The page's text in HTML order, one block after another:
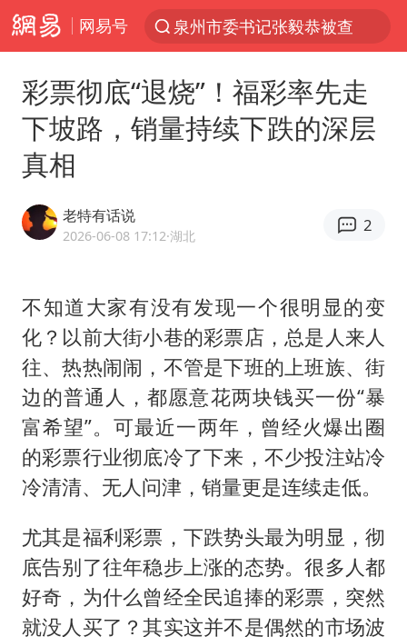
网易号
泉州市委书记张毅恭被查
台风白海豚加强
名创优品回应女子吐槽内裤质量差
秋天的第一杯奶茶到底有多火
国防部：中国军队坚决反制任何闹海挑衅图谋
U17国足点球大战淘汰河床晋级决赛
美股存储板块集体大跌
国乒男单横滨冠军赛全军覆没
日本试射“战斧”导弹，国防部回应
胡彦斌韩磊 谁帮谁
“今天得有40℃了吧 为啥还不预警”
彩票彻底“退烧”！福彩率先走
下坡路，销量持续下跌的深层
真相
老特有话说
2026-06-08 17:12·湖北
2
不知道大家有没有发现一个很明显的变
化？以前大街小巷的彩票店，总是人来人
往、热热闹闹，不管是下班的上班族、街
边的普通人，都愿意花两块钱买一份“暴
富希望”。可最近一两年，曾经火爆出圈
的彩票行业彻底冷了下来，不少投注站冷
冷清清、无人问津，销量更是连续走低。
尤其是福利彩票，下跌势头最为明显，彻
底告别了往年稳步上涨的态势。很多人都
好奇，为什么曾经全民追捧的彩票，突然
就没人买了？其实这并不是偶然的市场波